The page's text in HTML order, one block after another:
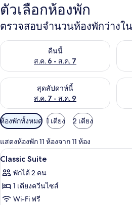
ตัวเลือกห้องพัก
ตรวจสอบจำนวนห้องพักว่างใ
คืนนี้
ส.ค. 6 - ส.ค. 7
ตรวจสอบจำนวนห้องพักว่างในคืนนี้ ส.
ตร
สุดสัปดาห์นี้
ส.ค. 7 - ส.ค. 9
ตรวจสอบจำนวนห้องพักว่างในสุดสัปด
ตร
ตัว
กรอง
ที่
มี
ให้
สำหรับ
ห้อง
ห้องพักทั้งหมด 1 เตียง 2 เตียง
แสดงห้องพัก 11 ห้องจาก 11 ห้อง
เปิด
ภาพถ่าย
ทั้งหมด
ของ
ผ้าน
3
Classic Suite
พักได้ 2 คน
1 เตียงควีนไซส์
Wi-Fi ฟรี